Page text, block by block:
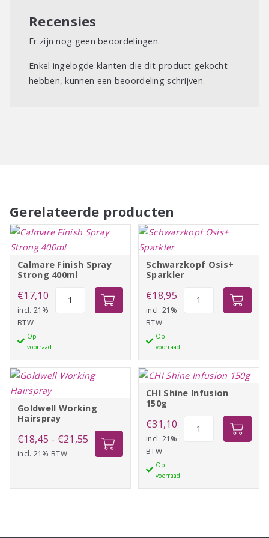
Recensies
Er zijn nog geen beoordelingen.
Enkel ingelogde klanten die dit product gekocht
hebben, kunnen een beoordeling schrijven.
Gerelateerde producten
Calmare Finish Spray
Strong 400ml
€17,10
incl. 21%
BTW
Op
voorraad
aantal
Schwarzkopf Osis+
Sparkler
€18,95
incl. 21%
BTW
Op
voorraad
Schwarzkopf
Goldwell Working
Hairspray
€18,45 - €21,55 Prijsklasse:
€18,45
€21,55
incl. 21% BTW
CHI Shine Infusion
150g
€31,10
incl. 21%
BTW
Op
voorraad